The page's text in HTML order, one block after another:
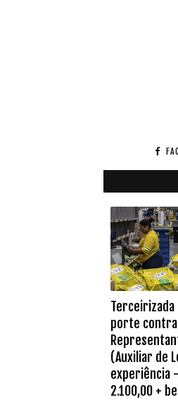
Terceirizada
porte
(Auxiliar de
experiência
2.100,00 +